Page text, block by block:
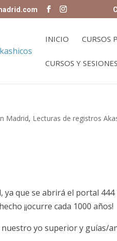
INICIO CURSOS
CURSOS Y
Madrid, Lecturas de registros
ya que se abrirá el portal
¡¡ocurre cada 1000 años!
yo superior y guías/